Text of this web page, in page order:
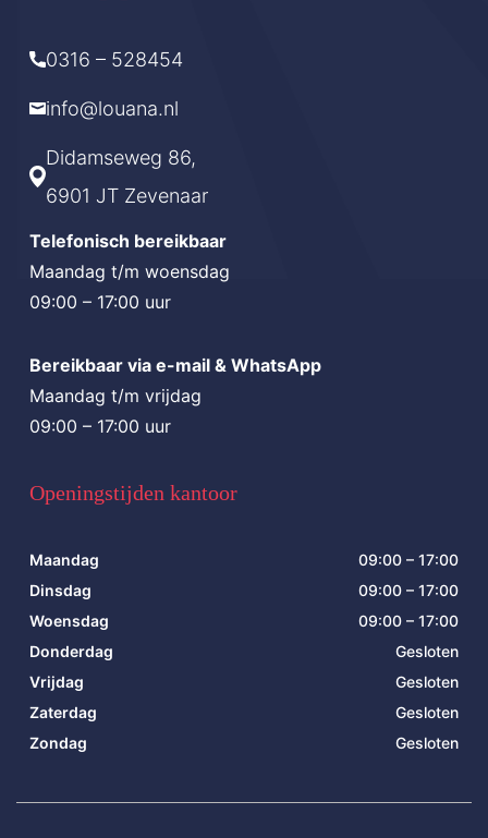
0316 – 528454
info@louana.nl
Didamseweg 86,
6901 JT Zevenaar
Telefonisch bereikbaar
Maandag t/m woensdag
09:00 – 17:00 uur
Bereikbaar via e-mail & WhatsApp
Maandag t/m vrijdag
09:00 – 17:00 uur
Openingstijden kantoor
Maandag
09:00 – 17:00
Dinsdag
09:00 – 17:00
Woensdag
09:00 – 17:00
Donderdag
Gesloten
Vrijdag
Gesloten
Zaterdag
Gesloten
Zondag
Gesloten